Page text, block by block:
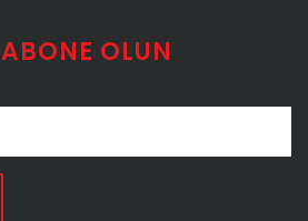
ABONE OLUN